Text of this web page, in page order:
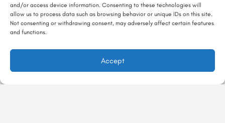
and/or access device information. Consenting to these technologies will
allow us to process data such as browsing behavior or unique IDs on this site.
Not consenting or withdrawing consent, may adversely affect certain features
and functions.
Accept